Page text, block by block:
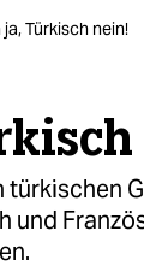
Türkisch nein!
türkischen
und